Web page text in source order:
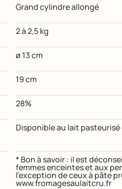
Grand cylindre allongé
2 à 2,5 kg
ø 13 cm
19 cm
28%
Disponible au lait
* Bon à savoir : il est
femmes enceintes et aux
l’exception de ceux à pâte
www.fromagesaulaitcru.fr